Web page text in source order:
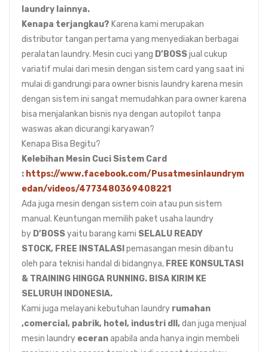
laundry lainnya.
Kenapa terjangkau? Karena kami merupakan
distributor tangan pertama yang menyediakan berbagai
peralatan laundry. Mesin cuci yang D’BOSSjual cukup
variatif mulai dari mesin dengan sistem card yang saat ini
mulai di gandrungi para owner bisnis laundry karena mesin
dengan sistem ini sangat memudahkan para owner karena
bisa menjalankan bisnis nya dengan autopilot tanpa
waswas akan dicurangi karyawan?
Kenapa Bisa Begitu?
Kelebihan Mesin Cuci Sistem Card
: https://www.facebook.com/Pusatmesinlaundrym
edan/videos/4773480369408221
Ada juga mesin dengan sistem coin atau pun sistem
manual. Keuntungan memilih paket usaha laundry
by D’BOSSyaitu barang kami SELALU READY
STOCK, FREE INSTALASI pemasangan mesin dibantu
oleh para teknisi handal di bidangnya, FREE KONSULTASI
& TRAINING HINGGA RUNNING. BISA KIRIM KE
SELURUH INDONESIA.
Kami juga melayani kebutuhan laundry rumahan
,comercial, pabrik, hotel, industri dll,dan juga menjual
mesin laundry eceranapabila anda hanya ingin membeli